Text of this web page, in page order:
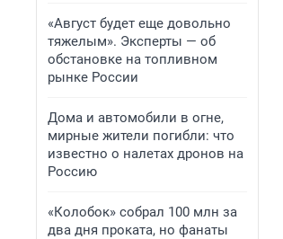
«Август будет еще довольно
тяжелым». Эксперты — об
обстановке на топливном
рынке России
Дома и автомобили в огне,
мирные жители погибли: что
известно о налетах дронов на
Россию
«Колобок» собрал 100 млн за
два дня проката, но фанаты